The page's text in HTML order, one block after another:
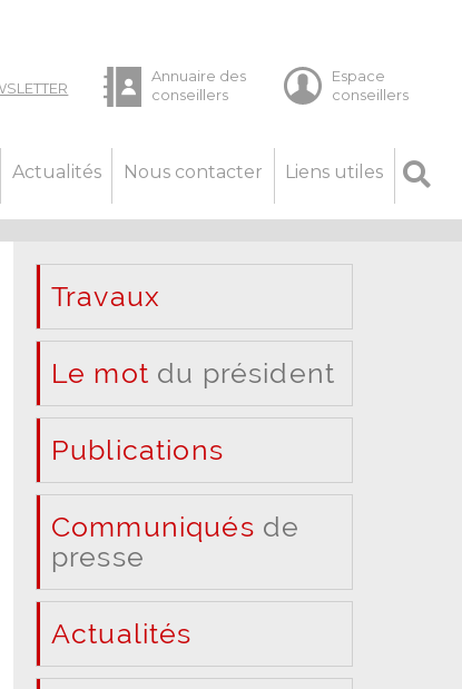
Actualités Nous contacter Liens utiles
Travaux
Le mot du président
Publications
Communiqués de
presse
Actualités